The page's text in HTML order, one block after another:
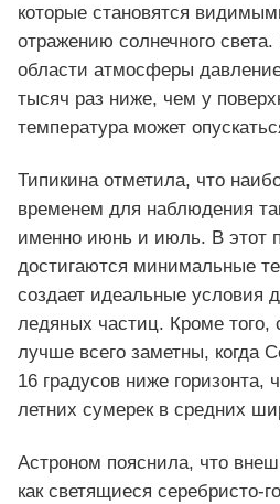
которые становятся
отражению солнечного
области атмосферы
тысяч раз ниже, чем у
температура может
Типикина отметила, что
временем для наблюдения
именно июнь и июль. В этот
достигаются минимальные
создает идеальные условия
ледяных частиц. Кроме того,
лучше всего заметны, когда
16 градусов ниже горизонта,
летних сумерек в средних
Астроном пояснила, что
как светящиеся серебристо-